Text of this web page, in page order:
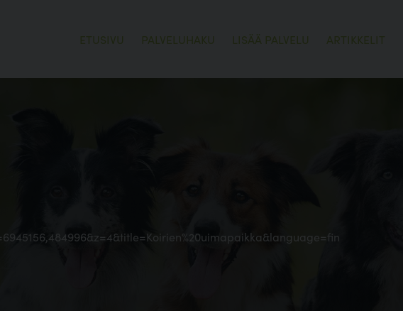
ETUSIVU PALVELUHAKU LISÄÄ PALVELU ARTIKKELIT